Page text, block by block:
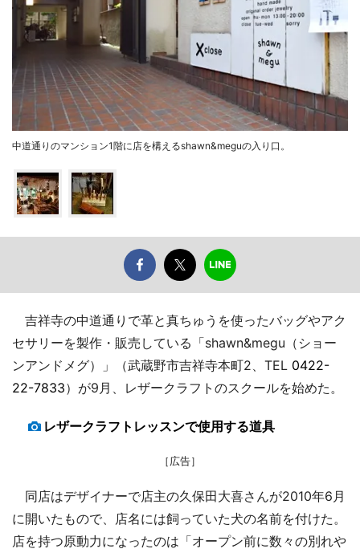
中道通りのマンション1階に店を構えるshawn&meguの入り口。
吉祥寺の中道通りで革と真ちゅうを使ったバッグやアク
セサリーを製作・販売している「shawn&megu（ショー
ンアンドメグ）」（武蔵野市吉祥寺本町2、TEL 0422-
22-7833）が9月、レザークラフトのスクールを始めた。
レザークラフトレッスンで使用する道具
［広告］
同店はデザイナーで店主の久保田大喜さんが2010年6月
に開いたもので、店名には飼っていた犬の名前を付けた。
店を持つ原動力になったのは「オープン前に数々の別れや